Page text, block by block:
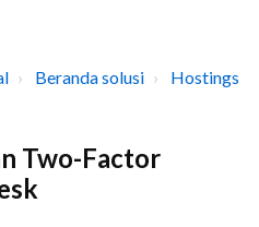
Beranda solusi
Hostings
Two-Factor